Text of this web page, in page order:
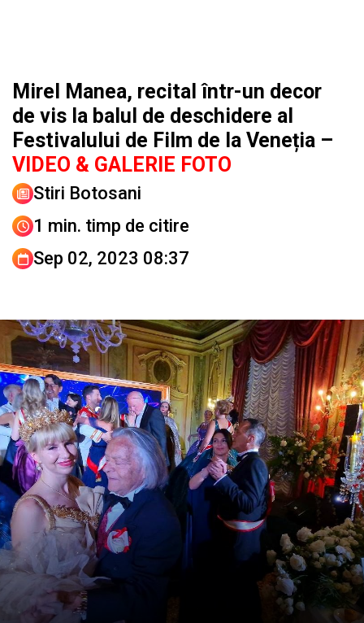
Mirel Manea, recital într-un decor
de vis la balul de deschidere al
Festivalului de Film de la Veneția –
VIDEO & GALERIE FOTO
Stiri Botosani
1 min. timp de citire
Sep 02, 2023 08:37